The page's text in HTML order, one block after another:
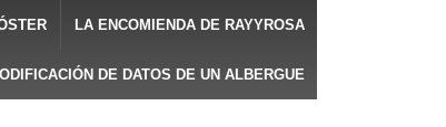
LA ENCOMIENDA DE RAYYROSA
DE DATOS DE UN ALBERGUE